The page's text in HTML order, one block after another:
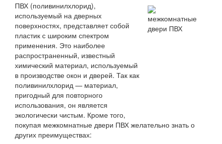
ПВХ (поливинилхлорид),
используемый на дверных
поверхностях, представляет собой
пластик с широким спектром
применения. Это наиболее
распространенный, известный
химический материал, используемый
в производстве окон и дверей. Так как
поливинилхлорид — материал,
пригодный для повторного
использования, он является
экологически чистым. Кроме того,
покупая межкомнатные двери ПВХ желательно знать о
других преимуществах: